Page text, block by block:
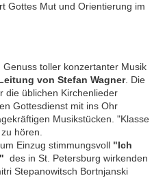
Gottes Mut und Orientierung im
toller konzertanter Musik
von Stefan Wagner. Die
die üblichen Kirchenlieder
Gottesdienst mit ins Ohr
Musikstücken. "Klasse
hören.
Einzug stimmungsvoll "Ich
des in St. Petersburg wirkenden
Stepanowitsch Bortnjanski